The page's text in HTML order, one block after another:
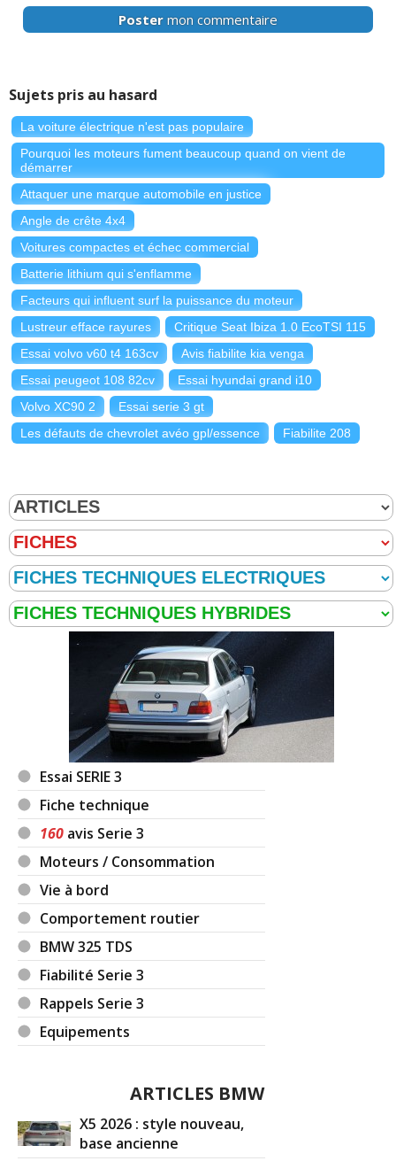
Poster mon commentaire
Sujets pris au hasard
La voiture électrique n'est pas populaire
Pourquoi les moteurs fument beaucoup quand on vient de
démarrer
Attaquer une marque automobile en justice
Angle de crête 4x4
Voitures compactes et échec commercial
Batterie lithium qui s'enflamme
Facteurs qui influent surf la puissance du moteur
Lustreur efface rayures
Critique Seat Ibiza 1.0 EcoTSI 115
Essai volvo v60 t4 163cv
Avis fiabilite kia venga
Essai peugeot 108 82cv
Essai hyundai grand i10
Volvo XC90 2
Essai serie 3 gt
Les défauts de chevrolet avéo gpl/essence
Fiabilite 208
Essai SERIE 3
Fiche technique
160 avis Serie 3
Moteurs / Consommation
Vie à bord
Comportement routier
BMW 325 TDS
Fiabilité Serie 3
Rappels Serie 3
Equipements
ARTICLES BMW
X5 2026 : style nouveau,
base ancienne